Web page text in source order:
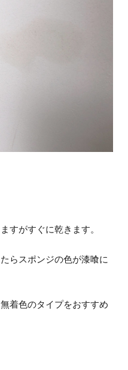
すがすぐに乾きます。
らスポンジの色が漆喰に
着色のタイプをおすすめ